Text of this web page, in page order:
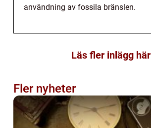
användning av fossila bränslen.
Läs fler inlägg här
Fler nyheter